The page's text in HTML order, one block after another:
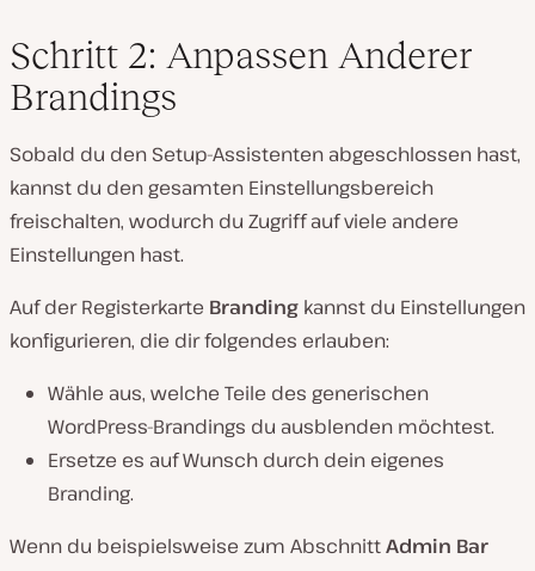
Schritt 2: Anpassen Anderer
Brandings
Sobald du den Setup-Assistenten abgeschlossen hast,
kannst du den gesamten Einstellungsbereich
freischalten, wodurch du Zugriff auf viele andere
Einstellungen hast.
Auf der Registerkarte Branding kannst du Einstellungen
konfigurieren, die dir folgendes erlauben:
Wähle aus, welche Teile des generischen
WordPress-Brandings du ausblenden möchtest.
Ersetze es auf Wunsch durch dein eigenes
Branding.
Wenn du beispielsweise zum AbschnittAdmin Bar